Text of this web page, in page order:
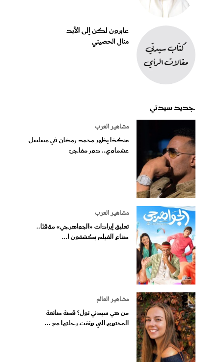
عابرون لكن إلى الأبد
منال الحصيني
جديد سيدتي
مشاهير العرب
هكذا يظهر محمد رمضان في مسلسل
عشماوي.. دور مفاجئ
مشاهير العرب
تعليق إيرادات «الجواهرجي» مؤقتًا..
صناع الفيلم يكشفون ا...
مشاهير العالم
من هي سيدني تول؟ قصة صانعة
المحتوى التي وثقت رحلتها مع ...